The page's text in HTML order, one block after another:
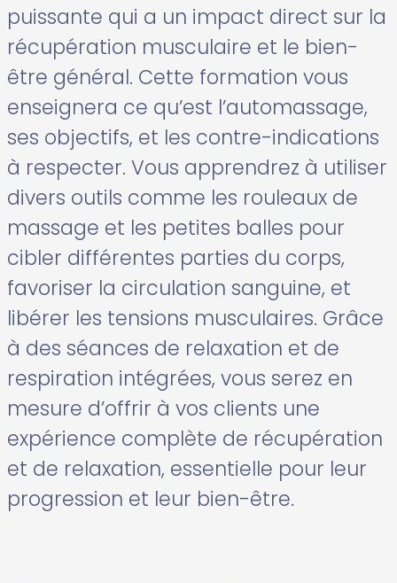
puissante qui a un impact direct sur la
récupération musculaire et le bien-
être général. Cette formation vous
enseignera ce qu’est l’automassage,
ses objectifs, et les contre-indications
à respecter. Vous apprendrez à utiliser
divers outils comme les rouleaux de
massage et les petites balles pour
cibler différentes parties du corps,
favoriser la circulation sanguine, et
libérer les tensions musculaires. Grâce
à des séances de relaxation et de
respiration intégrées, vous serez en
mesure d’offrir à vos clients une
expérience complète de récupération
et de relaxation, essentielle pour leur
progression et leur bien-être.